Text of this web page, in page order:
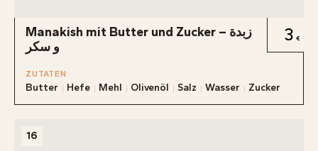
Manakish mit Butter und Zucker – زبدة
و سكر
3
ZUTATEN
Butter Hefe Mehl Olivenöl Salz Wasser Zucker
16